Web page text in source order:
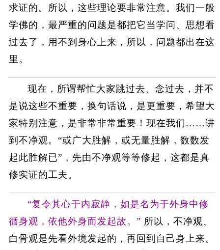
求证的。所以，这些理论要非常注意。我们一般
学佛的，最严重的问题是都把它当学问、思想看
过去了，用不到身心上来，所以，问题都出在这
里。
现在，所谓帮忙大家跳过去、念过去，并不
是说这些不重要，换句话说，是更重要，希望大
家特别注意，是非常非常重要！现在我们……讲
到不净观。“或广大胜解，或无量胜解，数数发
起此胜解已”，先由不净观等等修起，这都是真
修实证的工夫。
“复令其心于内寂静，如是名为于外身中修
循身观，依他外身而发起故。” 所以，不净观、
白骨观是先看外境发起的，再回到自己身上来。